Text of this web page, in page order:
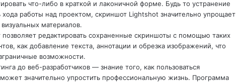
что-либо в краткой и лаконичной форме. Будь то устранение
работы над проектом, скриншот Lightshot значительно упрощает
материалов.
редактировать сохраненные скриншоты с помощью таких
как добавление текста, аннотации и обрезка изображений, что
возможности.
до веб-разработчиков — знание того, как пользоваться
значительно упростить профессиональную жизнь. Программа